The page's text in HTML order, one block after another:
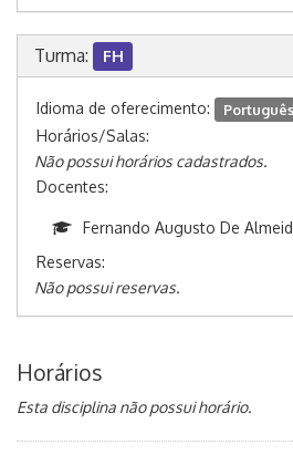
Turma: FH
Idioma de oferecimento: Português
Horários/Salas:
Não possui horários cadastrados.
Docentes:
Fernando Augusto De
Reservas:
Não possui reservas.
Horários
Esta disciplina não possui horário.